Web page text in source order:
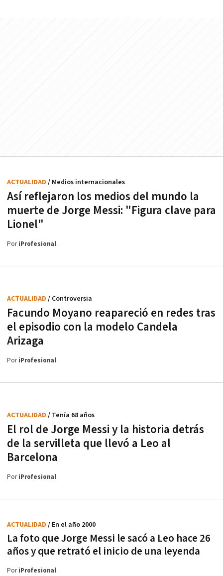
Así reflejaron los medios del mundo la
muerte de Jorge Messi: "Figura clave para
Lionel"
ACTUALIDAD / Medios internacionales
PoriProfesional
Facundo Moyano reapareció en redes tras
el episodio con la modelo Candela
Arizaga
ACTUALIDAD / Controversia
PoriProfesional
El rol de Jorge Messi y la historia detrás
de la servilleta que llevó a Leo al
Barcelona
ACTUALIDAD / Tenía 68 años
PoriProfesional
La foto que Jorge Messi le sacó a Leo hace 26
años y que retrató el inicio de una leyenda
ACTUALIDAD / En el año 2000
PoriProfesional